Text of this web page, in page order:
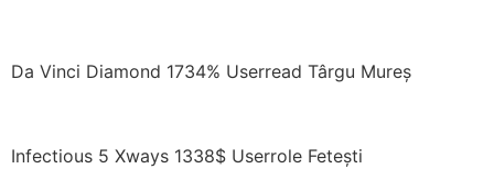
Da Vinci Diamond 1734% Userread Târgu Mureș
Infectious 5 Xways 1338$ Userrole Fetești